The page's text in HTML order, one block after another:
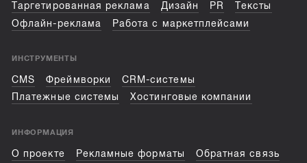
Таргетированная реклама
Дизайн PR
Тексты
Офлайн-реклама
Работа с маркетплейсами
ИНСТРУМЕНТЫ
CMS Фреймворки
CRM-системы
Платежные системы
Хостинговые компании
ИНФОРМАЦИЯ
О проекте Рекламные форматы
Обратная связь